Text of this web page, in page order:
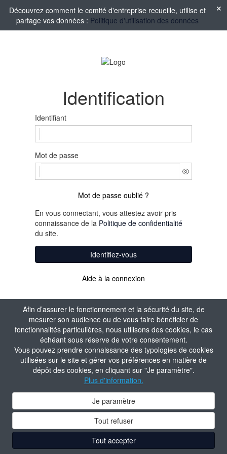
Afin d’assurer le fonctionnement et la sécurité du site, de
mesurer son audience ou de vous faire bénéficier de
fonctionnalités particulières, nous utilisons des cookies, le cas
échéant sous réserve de votre consentement.
Vous pouvez prendre connaissance des typologies de cookies
utilisées sur le site et gérer vos préférences en matière de
dépôt des cookies, en cliquant sur "Je paramètre".
Plus d'information.
Je paramètre
Tout refuser
Tout accepter
Découvrez comment le comité d'entreprise recueille, utilise et
partage vos données : Politique d'utilisation des données
Identification
Identifiant
Mot de passe
Mot de passe oublié ?
En vous connectant, vous attestez avoir pris
connaissance de la Politique de confidentialité
du site.
Identifiez-vous
Aide à la connexion